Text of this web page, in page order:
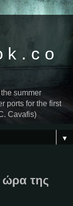
k . c o
summer
ports for the first
Cavafis)
▼
ώρα της